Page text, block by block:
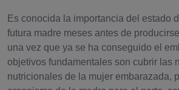
Es conocida la importancia del estado
futura madre meses antes de
una vez que ya se ha conseguido el
objetivos fundamentales son cubrir las
nutricionales de la mujer embarazada,